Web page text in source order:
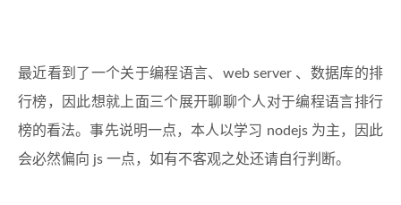
最近看到了一个关于编程语言、web server 、数据库的排
行榜，因此想就上面三个展开聊聊个人对于编程语言排行
榜的看法。事先说明一点，本人以学习 nodejs 为主，因此
会必然偏向 js 一点，如有不客观之处还请自行判断。